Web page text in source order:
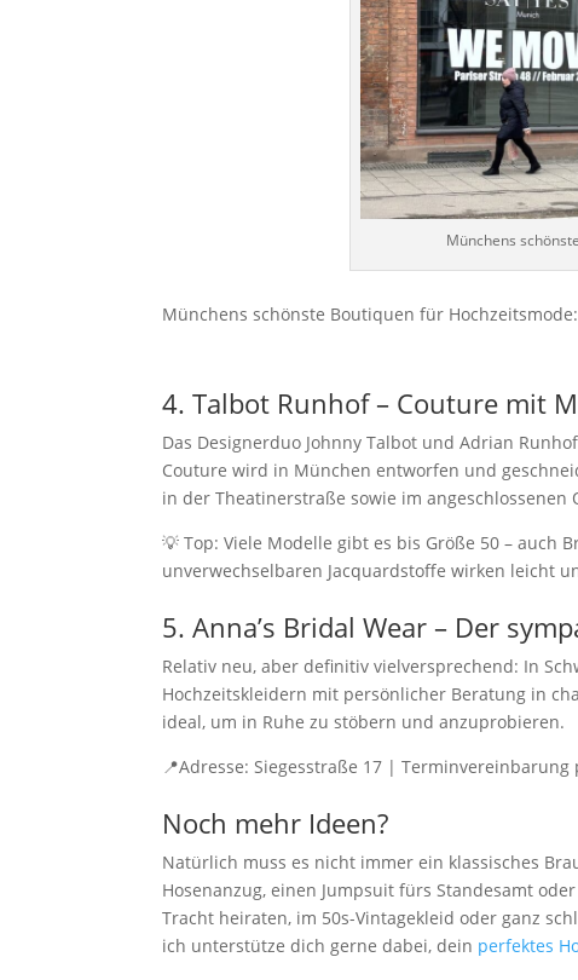
Münchens
Münchens schönste Boutiquen für Hochzeitsmode:
4. Talbot Runhof – Couture mit
Das Designerduo Johnny Talbot und Adrian
Couture wird in München entworfen und
in der Theatinerstraße sowie im angeschlossenen
💡 Top: Viele Modelle gibt es bis Größe 50 –
unverwechselbaren Jacquardstoffe wirken leicht
5. Anna’s Bridal Wear – Der
Relativ neu, aber definitiv vielversprechend: In
Hochzeitskleidern mit persönlicher Beratung in
ideal, um in Ruhe zu stöbern und anzuprobieren.
📍Adresse: Siegesstraße 17 |
Noch mehr Ideen?
Natürlich muss es nicht immer ein klassisches
Hosenanzug, einen Jumpsuit fürs Standesamt
Tracht heiraten, im 50s-Vintagekleid oder ganz
ich unterstütze dich gerne dabei, dein perfektes